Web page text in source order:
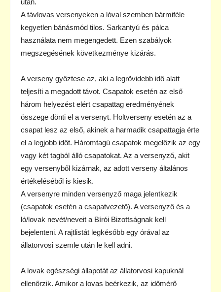
A távlovas versenyeken a lóval szemben bármiféle
kegyetlen bánásmód tilos. Sarkantyú és pálca
használata nem megengedett. Ezen szabályok
megszegésének következménye kizárás.
A verseny győztese az, aki a legrövidebb idő alatt
teljesíti a megadott távot. Csapatok esetén az első
három helyezést elért csapattag eredményének
összege dönti el a versenyt. Holtverseny esetén az a
csapat lesz az első, akinek a harmadik csapattagja érte
el a legjobb időt. Háromtagú csapatok megelőzik az egy
vagy két tagból álló csapatokat. Az a versenyző, akit
egy versenyből kizárnak, az adott verseny általános
értékeléséből is kiesik.
A versenyre minden versenyző maga jelentkezik
(csapatok esetén a csapatvezető). A versenyző és a
ló/lovak nevét/neveit a Bírói Bizottságnak kell
bejelenteni. A rajtlistát legkésőbb egy órával az
állatorvosi szemle után le kell adni.
A lovak egészségi állapotát az állatorvosi kapuknál
ellenőrzik. Amikor a lovas beérkezik, az időmérő